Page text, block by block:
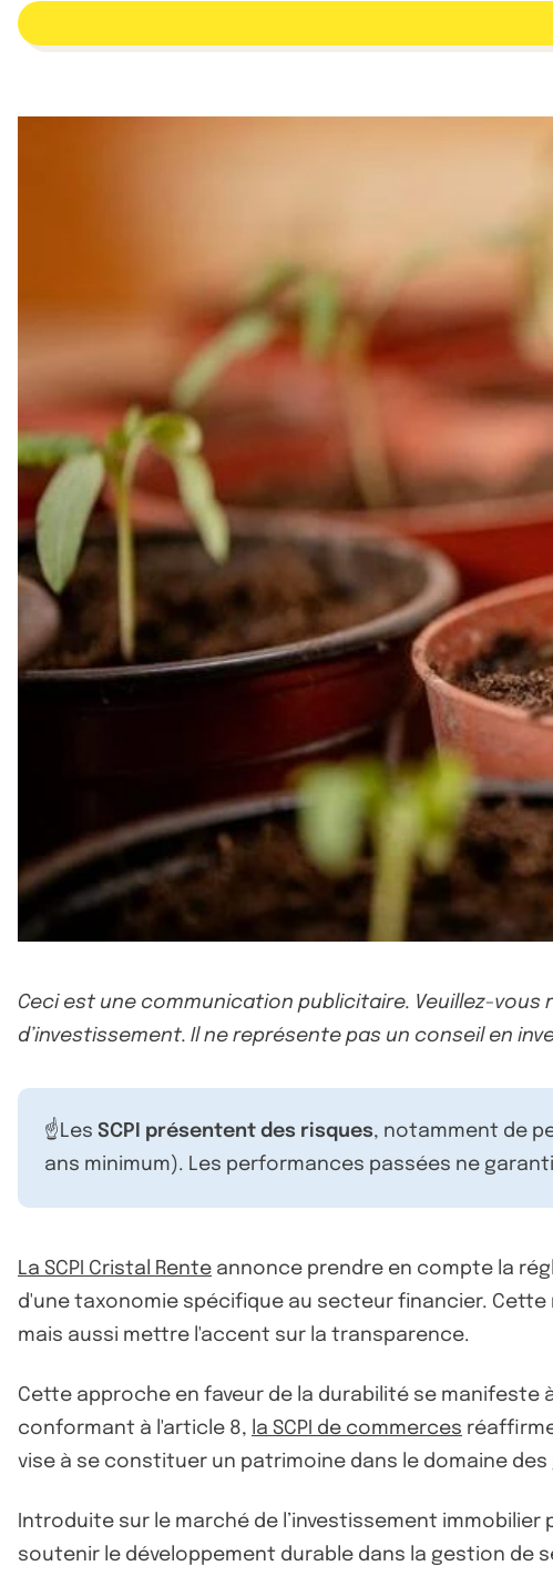
Ceci est une communication publicitaire. Veuillez-
d’investissement. Il ne représente pas un conseil en
☝️Les SCPI présentent des risques, notamment de
ans minimum). Les performances passées ne
La SCPI Cristal Rente annonce prendre en compte la
d'une taxonomie spécifique au secteur financier.
mais aussi mettre l'accent sur la transparence.
Cette approche en faveur de la durabilité se manifeste
conformant à l'article 8, la SCPI de commerces
vise à se constituer un patrimoine dans le domaine
Introduite sur le marché de l’investissement immobilier
soutenir le développement durable dans la gestion de